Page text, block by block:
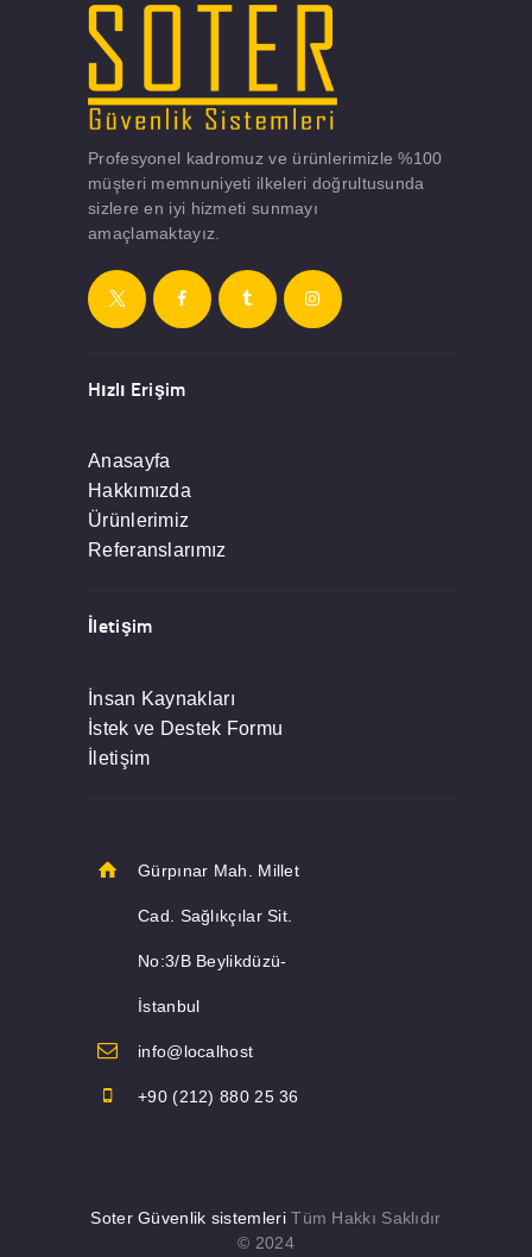
Profesyonel kadromuz ve ürünlerimizle %100
müşteri memnuniyeti ilkeleri doğrultusunda
sizlere en iyi hizmeti sunmayı
amaçlamaktayız.
Hızlı Erişim
Anasayfa
Hakkımızda
Ürünlerimiz
Referanslarımız
İletişim
İnsan Kaynakları
İstek ve Destek Formu
İletişim
Gürpınar Mah. Millet
Cad. Sağlıkçılar Sit.
No:3/B Beylikdüzü-
İstanbul
info@localhost
+90 (212) 880 25 36
Soter Güvenlik sistemleriTüm Hakkı Saklıdır
© 2024